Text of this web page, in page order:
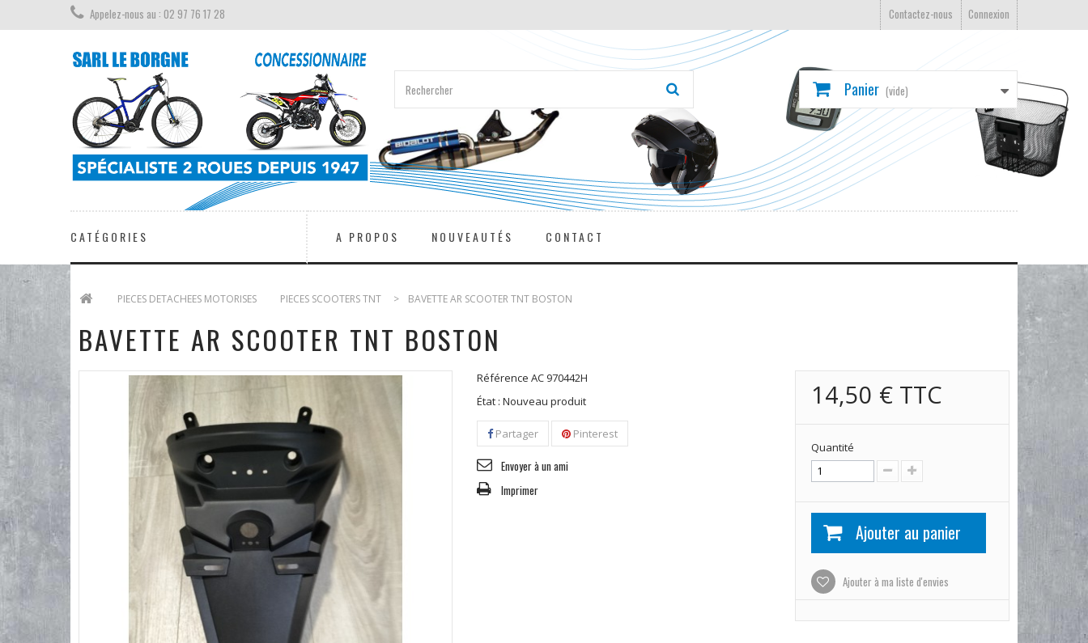
Connexion
Contactez-nous
Appelez-nous au : 02 97 76 17 28
Panier (vide)
CATÉGORIES A PROPOS NOUVEAUTÉS CONTACT
PIECES DETACHEES MOTORISES PIECES SCOOTERS TNT > BAVETTE AR SCOOTER TNT BOSTON
BAVETTE AR SCOOTER TNT BOSTON
Référence AC 970442H
État : Nouveau produit
Partager Pinterest
Envoyer à un ami
Imprimer
14,50 €TTC
Quantité
Ajouter au panier
Ajouter à ma liste d'envies